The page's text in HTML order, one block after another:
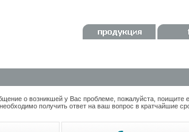
о возникшей у Вас проблеме, пожалуйста, поищите
получить ответ на ваш вопрос в кратчайшие